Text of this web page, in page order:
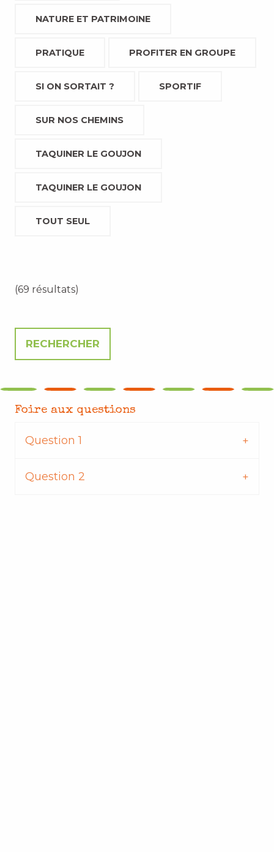
NATURE ET PATRIMOINE
PRATIQUE PROFITER EN GROUPE
SI ON SORTAIT ? SPORTIF
SUR NOS CHEMINS
TAQUINER LE GOUJON
TAQUINER LE GOUJON
TOUT SEUL
(69 résultats)
Foire aux questions
Question 1
Question 2